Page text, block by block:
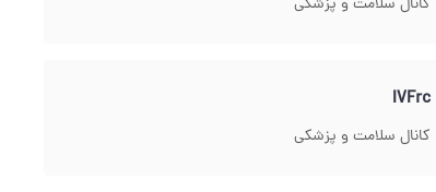
کانال سلامت و پزشکی
IVFrc
کانال سلامت و پزشکی